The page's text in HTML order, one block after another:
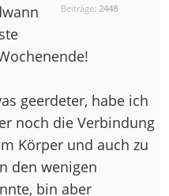
Beiträge: 2448
geerdeter, habe ich
noch die Verbindung
Körper und auch zu
den wenigen
bin aber